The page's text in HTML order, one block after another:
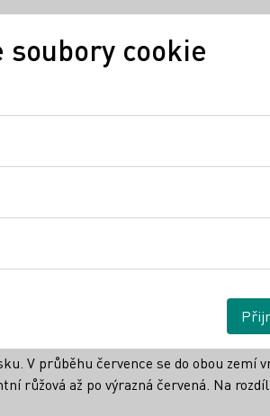
akcemi
V průběhu července se do obou zemí
růžová až po výrazná červená. Na
soubory cookie